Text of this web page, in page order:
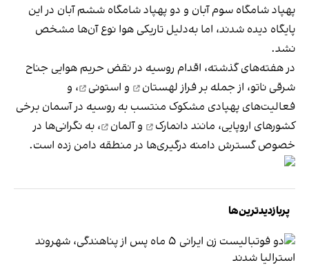
پهپاد شامگاه سوم آبان و دو پهپاد شامگاه ششم آبان در این
پایگاه دیده شدند، اما به‌دلیل تاریکی هوا نوع آن‌ها مشخص
نشد.
در هفته‌های گذشته، اقدام روسیه در نقض حریم هوایی جناح
شرقی ناتو، از جمله بر فرازلهستان و استونی
، و
فعالیت‌های پهپادی مشکوک منتسب به روسیه در آسمان برخی
کشورهای اروپایی، مانند دانمارک وآلمان
، به نگرانی‌ها در
خصوص گسترش دامنه درگیری‌ها در منطقه دامن زده است.
پربازدیدترین‌ها